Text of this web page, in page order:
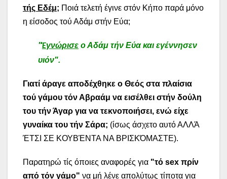
τής Εδέμ; Ποιά τελετή έγινε στόν Κήπο παρά μόνο
η είσοδος τού Αδάμ στήν Εύα;
"Ἑγνώρισε ο Αδάμ τήν Εύα και εγέννησεν
υιόν".
Γιατί άραγε αποδέχθηκε ο Θεός στα πλαίσια
τού γάμου τόν Αβραάμ να εισέλθει στήν δούλη
του τήν Άγαρ για να τεκνοποιήσει, ενώ είχε
γυναίκα του τήν Σάρα; (ίσως άσχετο αυτό ΑΛΛΆ
ΈΤΣΙ ΣΕ ΚΟΥΒΈΝΤΑ ΝΑ ΒΡΙΣΚΌΜΑΣΤΕ).
Παρατηρώ τίς όποιες αναφορές για "τό sex πρίν
από τόν γάμο" να μή λένε απολύτως τίποτα για